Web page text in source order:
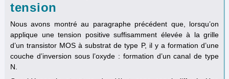
tension
Nous avons montré au paragraphe précédent que, lorsqu’on
applique une tension positive suffisamment élevée à la grille
d’un transistor MOS à substrat de type P, il y a formation d’une
couche d’inversion sous l’oxyde : formation d’un canal de type
N.